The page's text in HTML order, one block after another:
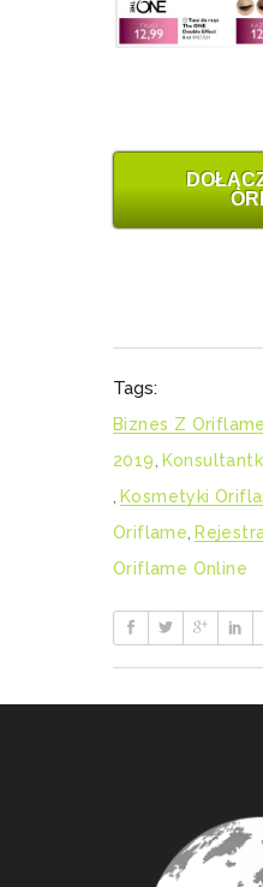
Tags:
Biznes Z Oriflame
2019,
, Kosmetyki
Oriflame,
Oriflame Online